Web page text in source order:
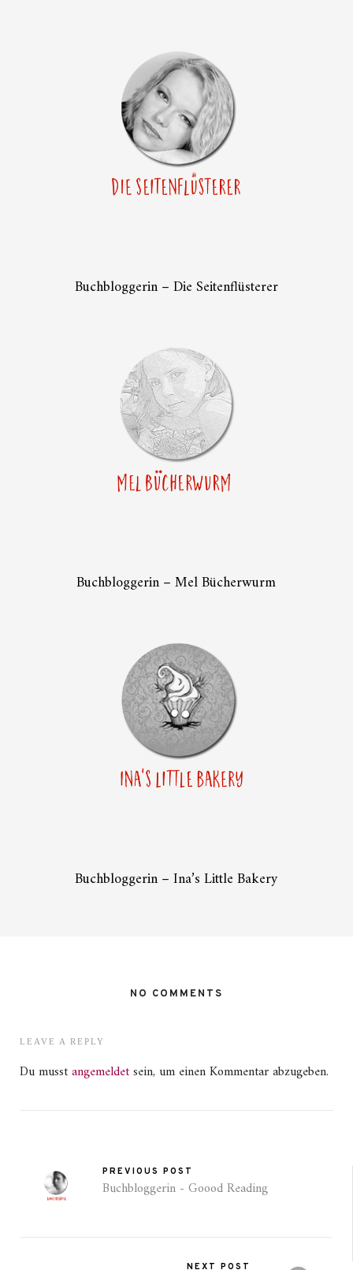
Buchbloggerin – Die Seitenflüsterer
Buchbloggerin – Mel Bücherwurm
Buchbloggerin – Ina’s Little Bakery
NO COMMENTS
LEAVE A REPLY
Du musstangemeldetsein, um einen Kommentar abzugeben.
PREVIOUS POST
Buchbloggerin - Goood Reading
NEXT POST